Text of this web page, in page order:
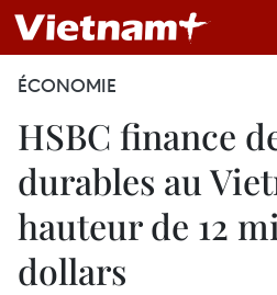
ÉCONOMIE
HSBC finance
durables au
hauteur de 12
dollars